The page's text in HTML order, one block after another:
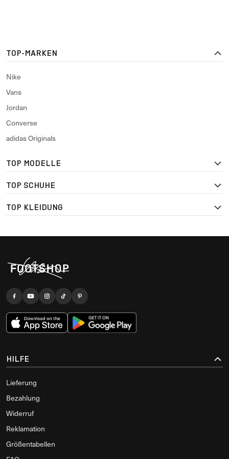
TOP-MARKEN
Nike
Vans
Jordan
Converse
adidas Originals
TOP MODELLE
TOP SCHUHE
TOP KLEIDUNG
HILFE
Lieferung
Bezahlung
Widerruf
Reklamation
Größentabellen